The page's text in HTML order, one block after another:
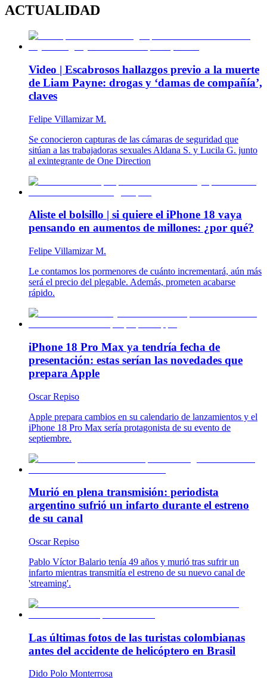
ACTUALIDAD
Video | Escabrosos hallazgos previo a la muerte
de Liam Payne: drogas y ‘damas de compañía’,
claves
Felipe Villamizar M.
Se conocieron capturas de las cámaras de seguridad que
sitúan a las trabajadoras sexuales Aldana S. y Lucila G. junto
al exintegrante de One Direction
Aliste el bolsillo | si quiere el iPhone 18 vaya
pensando en aumentos de millones: ¿por qué?
Felipe Villamizar M.
Le contamos los pormenores de cuánto incrementará, aún más
será el precio del plegable. Además, prometen acabarse
rápido.
iPhone 18 Pro Max ya tendría fecha de
presentación: estas serían las novedades que
prepara Apple
Oscar Repiso
Apple prepara cambios en su calendario de lanzamientos y el
iPhone 18 Pro Max sería protagonista de su evento de
septiembre.
Murió en plena transmisión: periodista
argentino sufrió un infarto durante el estreno
de su canal
Oscar Repiso
Pablo Víctor Balario tenía 49 años y murió tras sufrir un
infarto mientras transmitía el estreno de su nuevo canal de
'streaming'.
Las últimas fotos de las turistas colombianas
antes del accidente de helicóptero en Brasil
Dido Polo Monterrosa